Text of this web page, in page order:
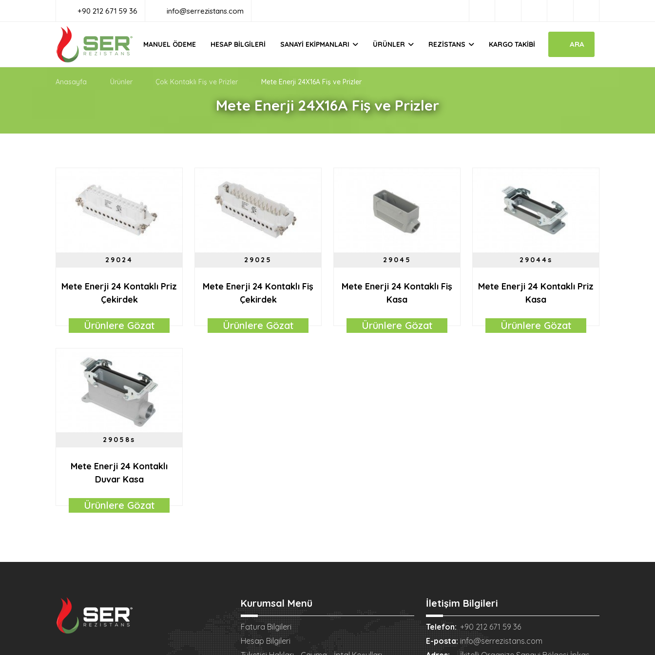
+90 212 671 59 36 info@serrezistans.com
MANUEL ÖDEME HESAP BILGILERI SANAYI EKIPMANLARI ÜRÜNLER REZISTANS KARGO TAKIBI ARA
Mete Enerji 24X16A Fiş ve Prizler
Anasayfa Ürünler Çok Kontaklı Fiş ve Prizler Mete Enerji 24X16A Fiş ve Prizler
29024
Mete Enerji 24 Kontaklı Priz
Çekirdek
Ürünlere Gözat
29025
Mete Enerji 24 Kontaklı Fiş
Çekirdek
Ürünlere Gözat
29045
Mete Enerji 24 Kontaklı Fiş
Kasa
Ürünlere Gözat
29044s
Mete Enerji 24 Kontaklı Priz
Kasa
Ürünlere Gözat
29058s
Mete Enerji 24 Kontaklı
Duvar Kasa
Ürünlere Gözat
Kurumsal Menü
Fatura Bilgileri
Hesap Bilgileri
İletişim Bilgileri
Telefon: +90 212 671 59 36
E-posta: info@serrezistans.com